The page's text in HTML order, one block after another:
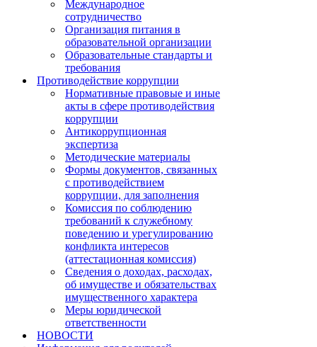
Международное
сотрудничество
Организация питания в
образовательной организации
Образовательные стандарты и
требования
Противодействие коррупции
Нормативные правовые и иные
акты в сфере противодействия
коррупции
Антикоррупционная
экспертиза
Методические материалы
Формы документов, связанных
с противодействием
коррупции, для заполнения
Комиссия по соблюдению
требований к служебному
поведению и урегулированию
конфликта интересов
(аттестационная комиссия)
Сведения о доходах, расходах,
об имуществе и обязательствах
имущественного характера
Меры юридической
ответственности
НОВОСТИ